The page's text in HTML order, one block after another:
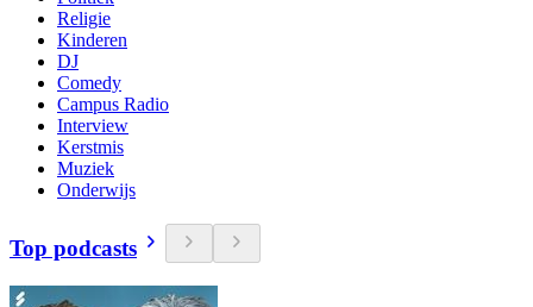
Religie
Kinderen
DJ
Comedy
Campus Radio
Interview
Kerstmis
Muziek
Onderwijs
Top podcasts